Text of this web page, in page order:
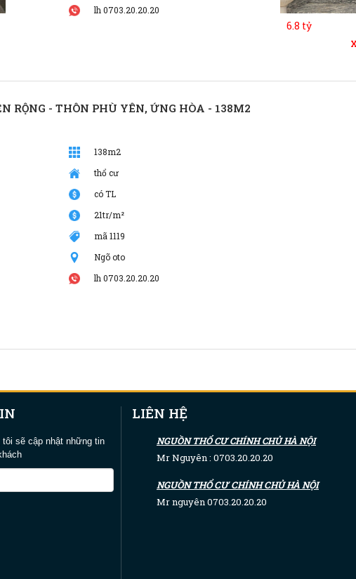
lh 0703.20.20.20
6.8 tỷ
RỘNG - THÔN PHÙ YÊN, ỨNG HÒA - 138M2
138m2
thổ cư
có TL
21tr/m²
mã 1119
Ngõ oto
lh 0703.20.20.20
sẽ cập nhật những tin
LIÊN HỆ
NGUỒN THỔ CƯ CHÍNH CHỦ HÀ NỘI
Mr Nguyên : 0703.20.20.20
NGUỒN THỔ CƯ CHÍNH CHỦ HÀ NỘI
Mr nguyên 0703.20.20.20